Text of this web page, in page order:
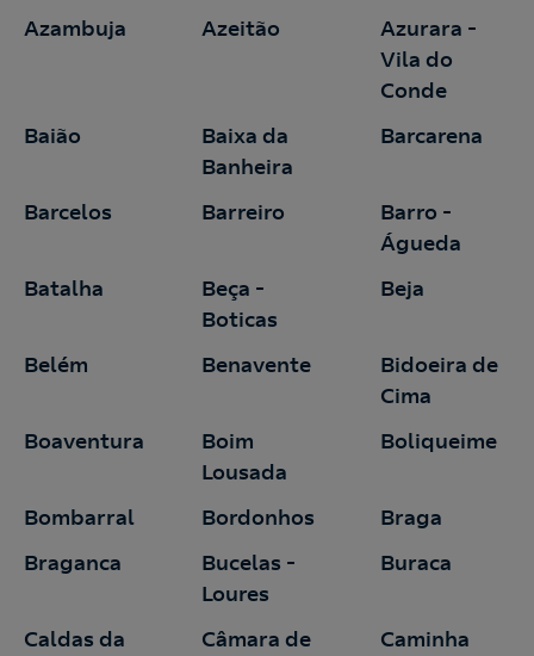
Azambuja Azeitão
Azurara -
Vila do
Conde
Baião
Baixa da
Banheira
Barcarena
Barcelos Barreiro
Barro -
Águeda
Batalha
Beça -
Boticas
Beja
Belém Benavente
Bidoeira de
Cima
Boaventura
Boim
Lousada
Boliqueime
Bombarral Bordonhos
Braga
Braganca
Bucelas -
Loures
Buraca
Caldas da
Câmara de
Caminha